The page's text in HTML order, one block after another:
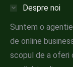
Despre noi
Suntem o
de online
scopul de a oferi